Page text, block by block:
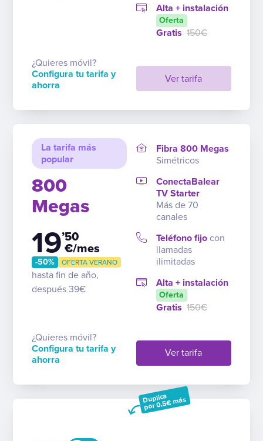
Ver tarifa
Alta + instalación
Oferta
Gratis 150€
¿Quieres móvil?
Configura tu tarifa y
ahorra
La tarifa más
popular
800
Megas
19’50
€/mes
-50% OFERTA VERANO
hasta fin de año,
después 39€
Ver tarifa
Fibra 800 Megas
Simétricos
ConectaBalear
TV Starter
Más de 70
canales
Teléfono fijo con
llamadas
ilimitadas
Alta + instalación
Oferta
Gratis 150€
¿Quieres móvil?
Configura tu tarifa y
ahorra
Duplica
por 0,5€ más